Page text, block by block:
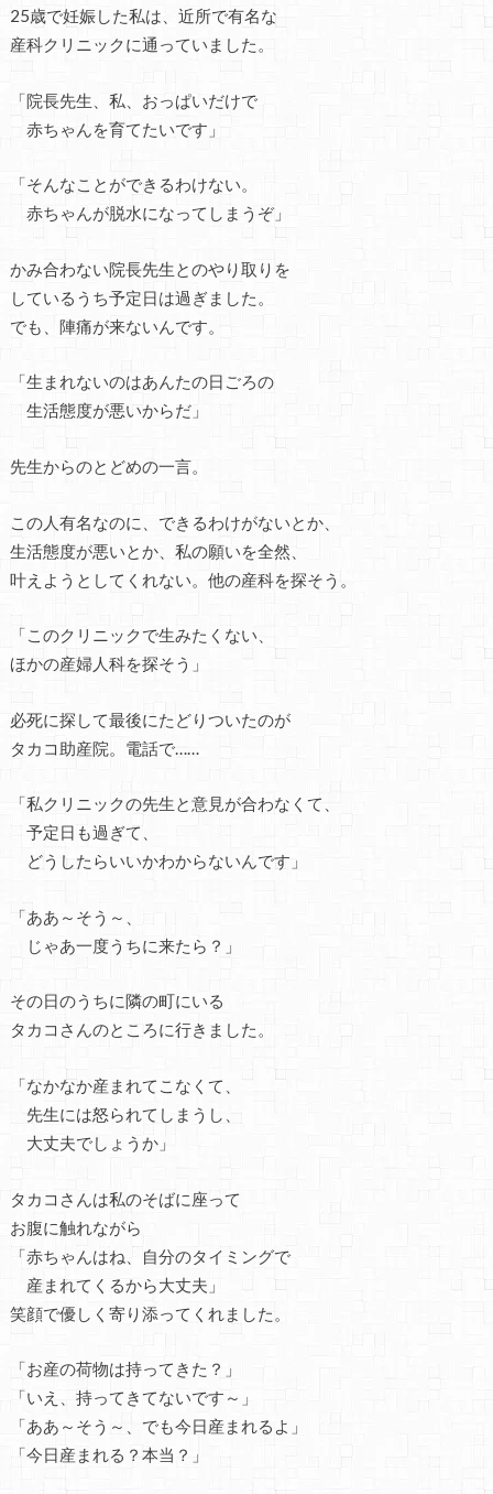
25歳で妊娠した私は、近所で有名な
産科クリニックに通っていました。
「院長先生、私、おっぱいだけで
赤ちゃんを育てたいです」
「そんなことができるわけない。
赤ちゃんが脱水になってしまうぞ」
かみ合わない院長先生とのやり取りを
しているうち予定日は過ぎました。
でも、陣痛が来ないんです。
「生まれないのはあんたの日ごろの
生活態度が悪いからだ」
先生からのとどめの一言。
この人有名なのに、できるわけがないとか、
生活態度が悪いとか、私の願いを全然、
叶えようとしてくれない。他の産科を探そう。
「このクリニックで生みたくない、
ほかの産婦人科を探そう」
必死に探して最後にたどりついたのが
タカコ助産院。電話で……
「私クリニックの先生と意見が合わなくて、
予定日も過ぎて、
どうしたらいいかわからないんです」
「ああ～そう～、
じゃあ一度うちに来たら？」
その日のうちに隣の町にいる
タカコさんのところに行きました。
「なかなか産まれてこなくて、
先生には怒られてしまうし、
大丈夫でしょうか」
タカコさんは私のそばに座って
お腹に触れながら
「赤ちゃんはね、自分のタイミングで
産まれてくるから大丈夫」
笑顔で優しく寄り添ってくれました。
「お産の荷物は持ってきた？」
「いえ、持ってきてないです～」
「ああ～そう～、でも今日産まれるよ」
「今日産まれる？本当？」